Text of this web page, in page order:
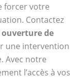
forcer votre
Contactez
ouverture de
une intervention
Avec notre
l’accès à vos